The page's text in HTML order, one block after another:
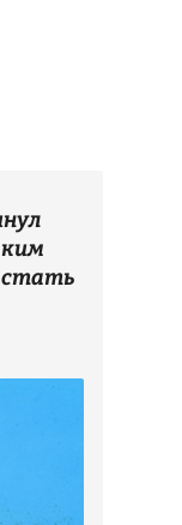
стать